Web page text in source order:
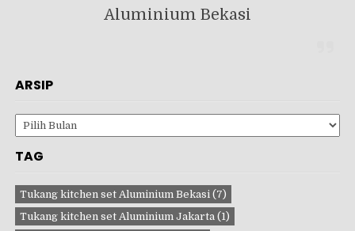
Aluminium Bekasi
ARSIP
Arsip
TAG
Tukang kitchen set Aluminium Bekasi (7)
Tukang kitchen set Aluminium Jakarta (1)